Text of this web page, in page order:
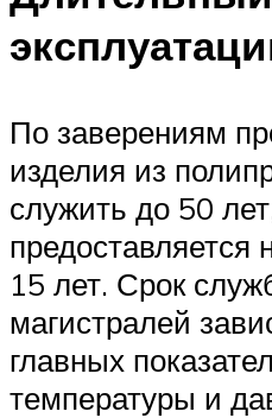
По заверениям
изделия из
служить до 50
предоставляется
15 лет. Срок
магистралей
главных
температуры и